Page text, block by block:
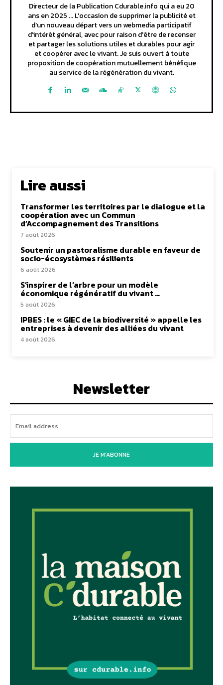
Directeur de la Publication Cdurable.info qui a eu 20
ans en 2025 ... L'occasion de supprimer la publicité et
d'un nouveau départ vers un webmedia participatif
d'intérêt général, avec pour raison d'être de recenser
et partager les solutions utiles et durables pour agir
et coopérer avec le vivant. Je suis ouvert à toute
proposition de coopération mutuellement bénéfique
au service de la régénération du vivant.
Lire aussi
Transformer les territoires par le dialogue et la
coopération avec un Commun
d’Accompagnement des Transitions
7 août 2026
Soutenir un pastoralisme durable en faveur de
socio-écosystèmes résilients
6 août 2026
S’inspirer de l’arbre pour un modèle
économique régénératif du vivant …
5 août 2026
IPBES : le « GIEC de la biodiversité » appelle les
entreprises à devenir des alliées du vivant
4 août 2026
Newsletter
JE M'ABONNE